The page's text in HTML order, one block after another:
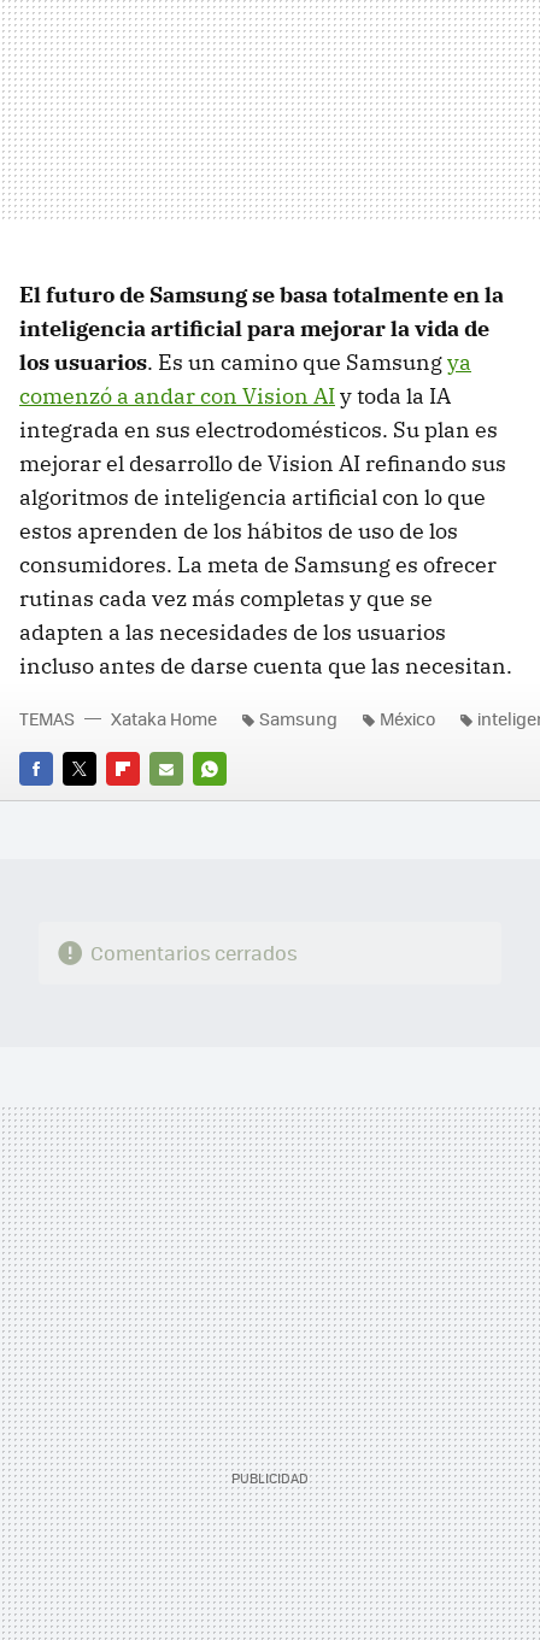
El futuro de Samsung se basa totalmente en la
inteligencia artificial para mejorar la vida de
los usuarios. Es un camino que Samsungya
comenzó a andar con Vision AIy toda la IA
integrada en sus electrodomésticos. Su plan es
mejorar el desarrollo de Vision AI refinando sus
algoritmos de inteligencia artificial con lo que
estos aprenden de los hábitos de uso de los
consumidores. La meta de Samsung es ofrecer
rutinas cada vez más completas y que se
adapten a las necesidades de los usuarios
incluso antes de darse cuenta que las necesitan.
FACEBOOK
TWITTERFLIPBOARD
E-
WHATSAPP
TEMAS Xataka Home Samsung México
Comentarios cerrados